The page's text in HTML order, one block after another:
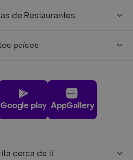
de Restaurantes
países
Google play AppGallery
cerca de ti